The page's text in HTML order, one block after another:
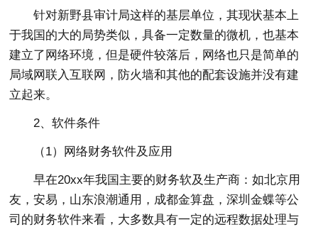
针对新野县审计局这样的基层单位，其现状基本上
于我国的大的局势类似，具备一定数量的微机，也基本
建立了网络环境，但是硬件较落后，网络也只是简单的
局域网联入互联网，防火墙和其他的配套设施并没有建
立起来。
2、软件条件
（1）网络财务软件及应用
早在20xx年我国主要的财务软及生产商：如北京用
友，安易，山东浪潮通用，成都金算盘，深圳金蝶等公
司的财务软件来看，大多数具有一定的远程数据处理与